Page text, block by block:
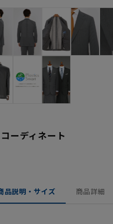
ーディネート
品説明・サイズ 商品詳細